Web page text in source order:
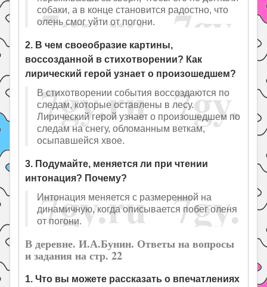
собаки, а в конце становится радостно, что
олень смог уйти от погони.
2. В чем своеобразие картины,
воссозданной в стихотворении? Как
лирический герой узнает о произошедшем?
В стихотворении события воссоздаются по
следам, которые оставлены в лесу.
Лирический герой узнает о произошедшем по
следам на снегу, обломанным веткам,
осыпавшейся хвое.
3. Подумайте, меняется ли при чтении
интонация? Почему?
Интонация меняется с размеренной на
динамичную, когда описывается побег оленя
от погони.
В деревне. И.А.Бунин. Ответы на вопросы
и задания на стр. 22
1. Что вы можете рассказать о впечатлениях